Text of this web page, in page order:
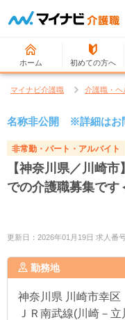
ホーム 初めての方へ
マイナビ介護職 介護職・ヘ
名称非公開 ※詳細はお
非常勤・パート・アルバイト
【神奈川県／川崎
での介護職募集です
更新日：2026年01月19日 求人番
勤務地
神奈川県 川崎市幸区
ＪＲ南武線(川崎－立